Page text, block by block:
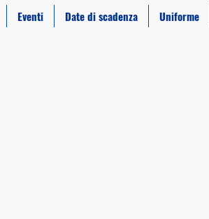
Eventi Date di scadenza Uniforme